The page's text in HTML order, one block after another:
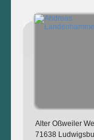
Alter Oßweiler
71638